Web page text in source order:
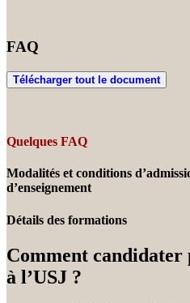
FAQ
Télécharger tout le document
Quelques FAQ
Modalités et conditions
d’enseignement
Détails des formations
Comment
à l’USJ ?